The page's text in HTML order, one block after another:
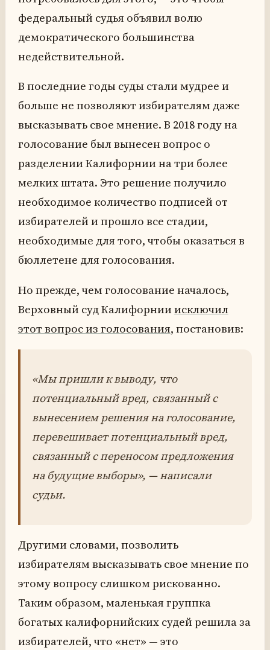
федеральный судья объявил волю
демократического большинства
недействительной.
В последние годы суды стали мудрее и
больше не позволяют избирателям даже
высказывать свое мнение. В 2018 году на
голосование был вынесен вопрос о
разделении Калифорнии на три более
мелких штата. Это решение получило
необходимое количество подписей от
избирателей и прошло все стадии,
необходимые для того, чтобы оказаться в
бюллетене для голосования.
Но прежде, чем голосование началось,
Верховный суд Калифорнии исключил
этот вопрос из голосования, постановив:
«Мы пришли к выводу, что
потенциальный вред, связанный с
вынесением решения на голосование,
перевешивает потенциальный вред,
связанный с переносом предложения
на будущие выборы», — написали
судьи.
Другими словами, позволить
избирателям высказывать свое мнение по
этому вопросу слишком рискованно.
Таким образом, маленькая группка
богатых калифорнийских судей решила за
избирателей, что «нет» — это